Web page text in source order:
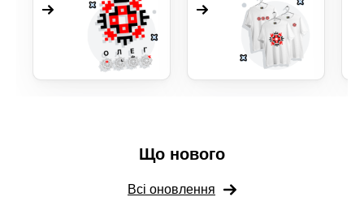
Що нового
Всі оновлення